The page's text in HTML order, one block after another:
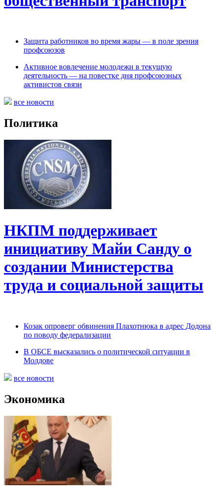
Защита работников во время жары — в поле зрения
профсоюзов
Активное вовлечение молодежи в текущую
деятельность — на повестке дня профсоюзных
активистов связи
все новости
Политика
НКПМ поддерживает
инициативу Майи Санду о
создании Министерства
труда и социальной защиты
Козак опроверг обвинения Плахотнюка в адрес Додона
по поводу федерализации
В ОБСЕ высказались о политической ситуации в
Молдове
все новости
Экономика